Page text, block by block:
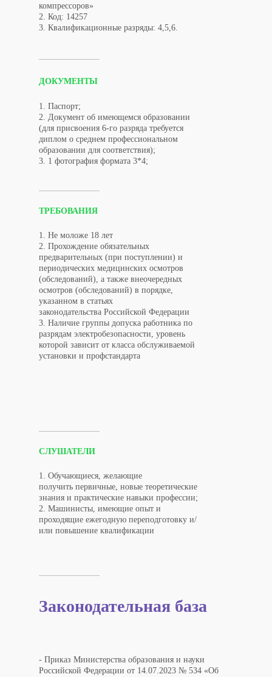
ДОКУМЕНТЫ
СЛУШАТЕЛИ
ТРЕБОВАНИЯ
компрессоров»
2. Код: 14257
3. Квалификационные разряды: 4,5,6.
1. Паспорт;
2. Документ об имеющемся образовании
(для присвоения 6-го разряда требуется
диплом о среднем профессиональном
образовании для соответствия);
3. 1 фотография формата 3*4;
1. Обучающиеся, желающие
получить первичные, новые теоретические
знания и практические навыки профессии;
2. Машинисты, имеющие опыт и
проходящие ежегодную переподготовку и/
или повышение квалификации
1. Не моложе 18 лет
2. Прохождение обязательных
предварительных (при поступлении) и
периодических медицинских осмотров
(обследований), а также внеочередных
осмотров (обследований) в порядке,
указанном в статьях
законодательства Российской Федерации
3. Наличие группы допуска работника по
разрядам электробезопасности, уровень
которой зависит от класса обслуживаемой
установки и профстандарта
Законодательная база
- Приказ Министерства образования и науки
Российской Федерации от 14.07.2023 № 534 «Об